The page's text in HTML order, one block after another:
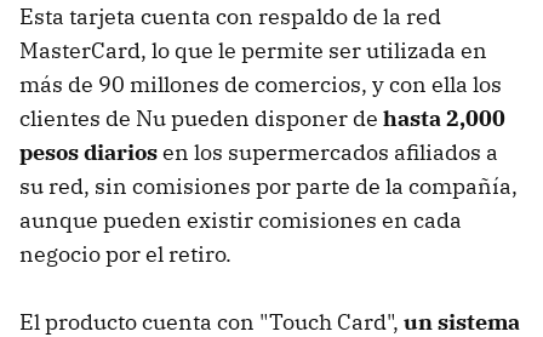
Esta tarjeta cuenta con respaldo de la red
MasterCard, lo que le permite ser utilizada en
más de 90 millones de comercios, y con ella los
clientes de Nu pueden disponer de hasta 2,000
pesos diariosen los supermercados afiliados a
su red, sin comisiones por parte de la compañía,
aunque pueden existir comisiones en cada
negocio por el retiro.
El producto cuenta con "Touch Card", un sistema